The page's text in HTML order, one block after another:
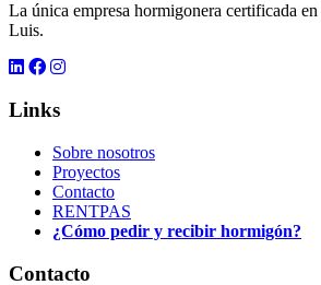
La única empresa hormigonera certificada
Luis.
Links
Sobre nosotros
Proyectos
Contacto
RENTPAS
¿Cómo pedir y recibir hormigón?
Contacto